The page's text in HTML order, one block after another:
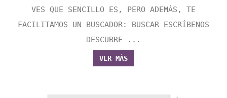
VES QUE SENCILLO ES, PERO ADEMÁS, TE
FACILITAMOS UN BUSCADOR: BUSCAR ESCRÍBENOS
DESCUBRE ...
VER MÁS